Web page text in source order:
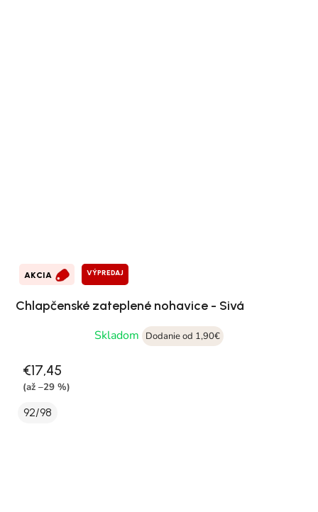
AKCIA VÝPREDAJ
Chlapčenské zateplené nohavice - Sivá
Skladom
Dodanie od 1,90€
€17,45
(až –29 %)
92/98